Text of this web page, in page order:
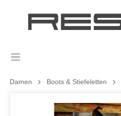
Damen Boots & Stiefeletten